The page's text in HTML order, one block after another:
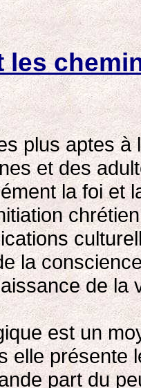
les
plus aptes
et des
la foi et
la
de la
est un
elle présente
part du